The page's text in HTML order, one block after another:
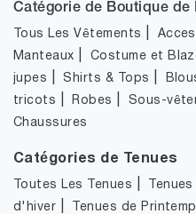
Catégorie de Boutique de
Tous Les Vêtements
Manteaux Costume et
jupes |Shirts & Tops
tricots
Robes Sous-
Chaussures
Catégories de Tenues
Toutes Les Tenues
d'hiver
Tenues de